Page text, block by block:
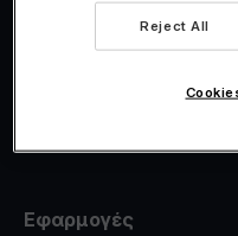
Έκδοση καρτών
Εφαρμογές
Reject All